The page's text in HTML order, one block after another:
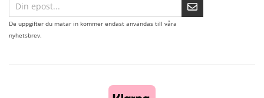
De uppgifter du matar in kommer endast användas till våra
nyhetsbrev.